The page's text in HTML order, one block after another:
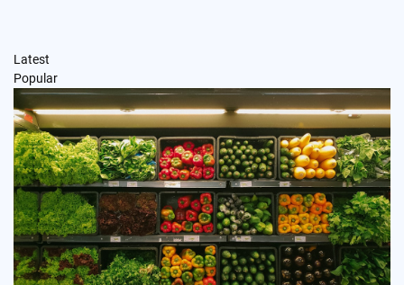
Latest
Popular